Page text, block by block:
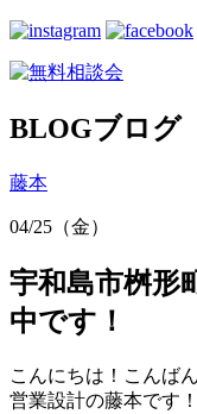
BLOGブログ
藤本
04/25（金）
宇和島市桝形
中です！
こんにちは！こんば
営業設計の藤本です！